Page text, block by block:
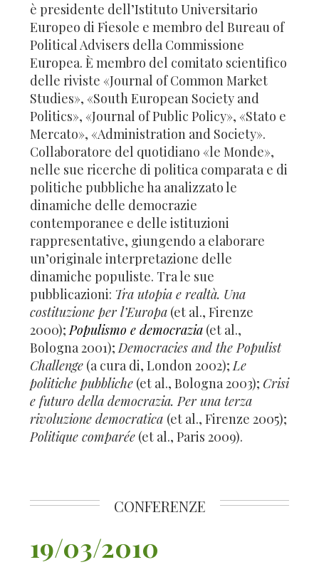
è presidente dell’Istituto Universitario
Europeo di Fiesole e membro del Bureau of
Political Advisers della Commissione
Europea. È membro del comitato scientifico
delle riviste «Journal of Common Market
Studies», «South European Society and
Politics», «Journal of Public Policy», «Stato e
Mercato», «Administration and Society».
Collaboratore del quotidiano «le Monde»,
nelle sue ricerche di politica comparata e di
politiche pubbliche ha analizzato le
dinamiche delle democrazie
contemporanee e delle istituzioni
rappresentative, giungendo a elaborare
un’originale interpretazione delle
dinamiche populiste. Tra le sue
pubblicazioni: Tra utopia e realtà. Una
costituzione per l’Europa (et al., Firenze
2000);Populismo e democrazia (et al.,
Bologna 2001);Democracies and the Populist
Challenge (a cura di, London 2002);Le
politiche pubbliche (et al., Bologna 2003); Crisi
e futuro della democrazia. Per una terza
rivoluzione democratica (et al., Firenze 2005);
Politique comparée (et al., Paris 2009).
CONFERENZE
19/03/2010